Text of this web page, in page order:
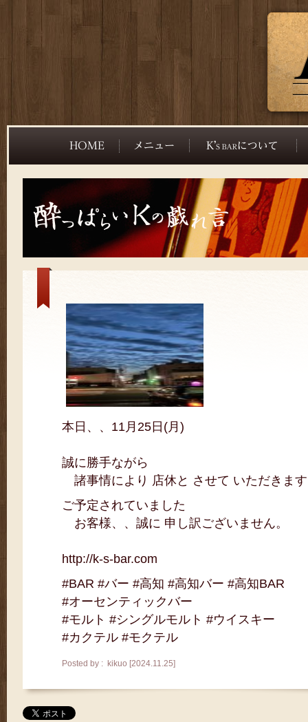
本日、、11月25日(月)
誠に勝手ながら
諸事情により 店休と させて いただきま
ご予定されていました
お客様、、誠に 申し訳ございません。
http://k-s-bar.com
#BAR #バー #高知 #高知バー #高知BAR
#オーセンティックバー
#モルト #シングルモルト #ウイスキー
#カクテル #モクテル
Posted by : kikuo [2024.11.25]